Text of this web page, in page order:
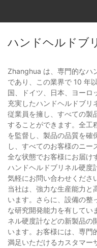
ハンドヘルドブ
Zhanghua は、専門的なハ
であり、この業界で 10 年
国、ドイツ、日本、ヨーロ
充実したハンドヘルドブリ
従業員を擁し、すべての製
することができます。全工
を監督し、製品の品質を確
し、すべてのお客様のニー
全な状態でお客様にお届け
ハンドヘルドブリネル硬度
気軽にお問い合わせくださ
当社は、強力な生産能力と
います。さらに、設備の整
な研究開発能力を有してい
ネル硬度計などの新製品の
います。お客様には、専門
満足いただけるカスタマー